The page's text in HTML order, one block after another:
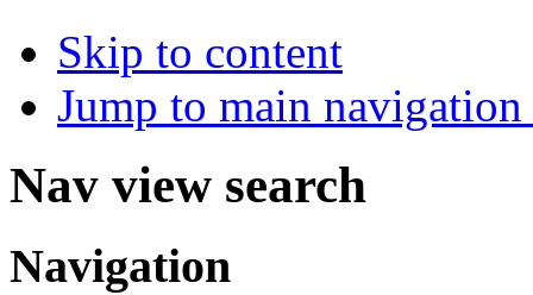
Skip to content
Jump to main
Nav view search
Navigation